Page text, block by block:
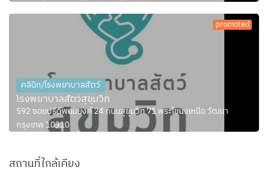
promoted
คลินิก/โรงพยาบาลสัตว์
โรงพยาบาลสัตว์สุขุมวิท
592 ซอยปรีดีพนมยงค์ 24 ถนนสุขุมวิท 71 พระโขนงเหนือ วัฒนา
กรุงเทพ 10310
สถานที่ใกล้เคียง